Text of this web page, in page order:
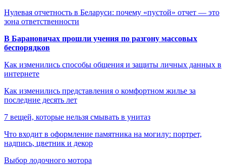
Нулевая отчетность в Беларуси: почему «пустой» отчет — это
зона ответственности
В Барановичах прошли учения по разгону массовых
беспорядков
Как изменились способы общения и защиты личных данных в
интернете
Как изменились представления о комфортном жилье за
последние десять лет
7 вещей, которые нельзя смывать в унитаз
Что входит в оформление памятника на могилу: портрет,
надпись, цветник и декор
Выбор лодочного мотора